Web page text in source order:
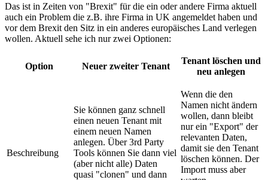
Das ist in Zeiten von "Brexit" für die ein oder andere Firma aktuell
auch ein Problem die z.B. ihre Firma in UK angemeldet haben und
vor dem Brexit den Sitz in ein anderes europäisches Land verlegen
wollen. Aktuell sehe ich nur zwei Optionen:
Option Neuer zweiter Tenant
Tenant löschen und
neu anlegen
Beschreibung
Sie können ganz schnell
einen neuen Tenant mit
einem neuen Namen
anlegen. Über 3rd Party
Tools können Sie dann viel
(aber nicht alle) Daten
quasi "clonen" und dann
Wenn die den
Namen nicht ändern
wollen, dann bleibt
nur ein "Export" der
relevanten Daten,
damit sie den Tenant
löschen können. Der
Import muss aber